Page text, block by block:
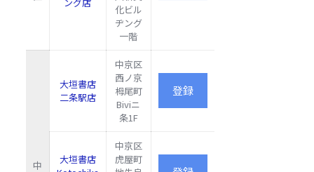
化ビル
ヂング
一階
中
大垣書店
二条駅店
中京区
西ノ京
栂尾町
Biviニ
条1F
大垣書店
中京区
虎屋町